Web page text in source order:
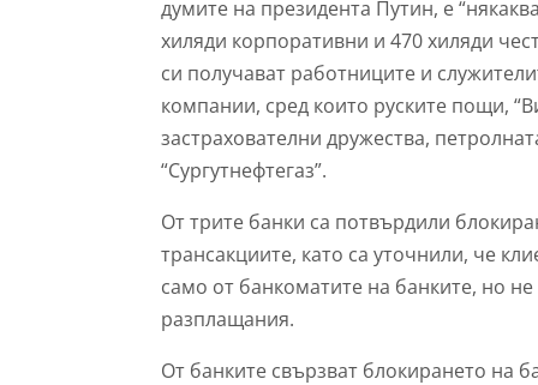
думите на президента Путин, е
хиляди корпоративни и 470 хиляди
си получават работниците и
компании, сред които руските пощи,
застрахователни дружества,
“Сургутнефтегаз”.
От трите банки са потвърдили
трансакциите, като са уточнили, че
само от банкоматите на банките, но
разплащания.
От банките свързват блокирането на